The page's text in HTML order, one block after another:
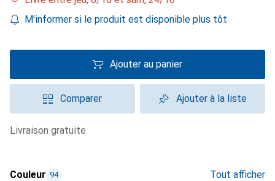
M'informer si le produit est disponible plus tôt
Ajouter au panier
Comparer Ajouter à la liste
livraison gratuite
Couleur 94 Tout afficher